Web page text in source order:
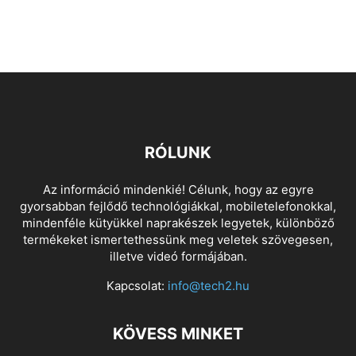
RÓLUNK
Az információ mindenkié! Célunk, hogy az egyre
gyorsabban fejlődő technológiákkal, mobiletelefonokkal,
mindenféle kütyükkel naprakészek legyetek, különböző
termékeket ismertethessünk meg veletek szövegesen,
illetve videó formájában.
Kapcsolat: info@tech2.hu
KÖVESS MINKET